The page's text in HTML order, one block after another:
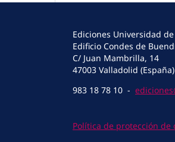
Ediciones Universidad
Edificio Condes de
C/ Juan Mambrilla, 14
47003 Valladolid (España)
983 18 78 10 -
Política de protección de